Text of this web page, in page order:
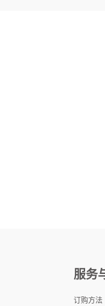
服务
订购方法